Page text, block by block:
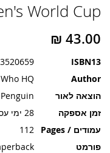
World Cup?
ISBN13
Author
HQ
הוצאה לאור
Penguin
זמן אספקה
28 ימי עסקים - לא במלאי בארץ
עמודים / Pages
112
פורמט
להתחלה
של
גלריית
תמונות